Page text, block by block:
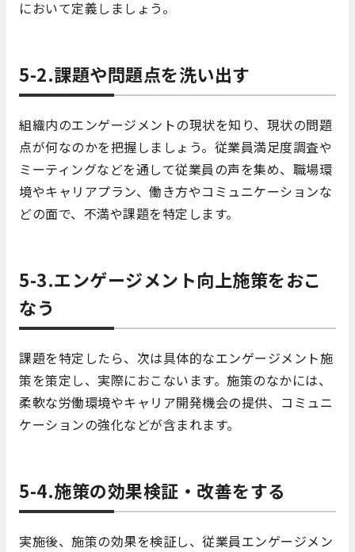
において定義しましょう。
5-2.課題や問題点を洗い出す
組織内のエンゲージメントの現状を知り、現状の問題
点が何なのかを把握しましょう。従業員満足度調査や
ミーティングなどを通して従業員の声を集め、職場環
境やキャリアプラン、働き方やコミュニケーションな
どの面で、不満や課題を特定します。
5-3.エンゲージメント向上施策をおこ
なう
課題を特定したら、次は具体的なエンゲージメント施
策を策定し、実際におこないます。施策のなかには、
柔軟な労働環境やキャリア開発機会の提供、コミュニ
ケーションの強化などが含まれます。
5-4.施策の効果検証・改善をする
実施後、施策の効果を検証し、従業員エンゲージメン